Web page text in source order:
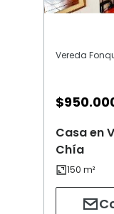
Vereda
$
Casa en
Chía